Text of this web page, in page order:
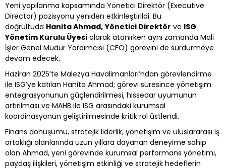
Yeni yapılanma kapsamında Yönetici Direktör (Executive
Director) pozisyonu yeniden etkinleştirildi. Bu
doğrultuda Hanita Ahmad, Yönetici Direktör ve ISG
Yönetim Kurulu Üyesi olarak atanırken aynı zamanda Mali
İşler Genel Müdür Yardımcısı (CFO) görevini de sürdürmeye
devam edecek.
Haziran 2025’te Malezya Havalimanları’ndan görevlendirme
ile ISG’ye katılan Hanita Ahmad; görevi süresince yönetişim
entegrasyonunun güçlendirilmesi, hissedar uyumunun
artırılması ve MAHB ile ISG arasındaki kurumsal
koordinasyonun geliştirilmesinde kritik rol üstlendi.
Finans dönüşümü, stratejik liderlik, yönetişim ve uluslararası iş
ortaklığı alanlarında uzun yıllara dayanan deneyime sahip
olan Ahmad, yeni görevinde kurumsal performans yönetimi,
paydaş ilişkileri, yönetişim etkinliği ve stratejik hedeflerin